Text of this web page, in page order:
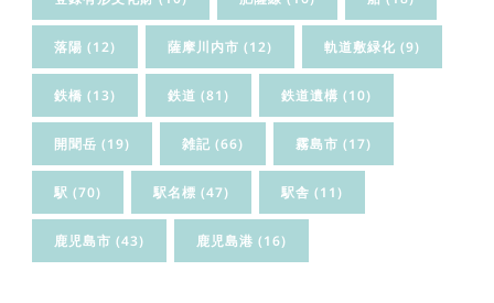
落陽 (12) 薩摩川内市 (12) 軌道敷緑化 (9)
鉄橋 (13) 鉄道 (81) 鉄道遺構 (10)
開聞岳 (19) 雑記 (66) 霧島市 (17)
駅 (70) 駅名標 (47) 駅舎 (11)
鹿児島市 (43) 鹿児島港 (16)